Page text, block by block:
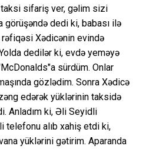
taksi sifariş ver, gəlim sizi
görüşəndə dedi ki, babası ilə
Xədicənin evində
dedilər ki, evdə yeməyə
sürdüm. Onlar
gözlədim. Sonra Xədicə
edərək yüklərinin taksidə
Anladım ki, Əli Seyidli
telefonu alıb xahiş etdi ki,
yüklərini gətirim. Aparanda